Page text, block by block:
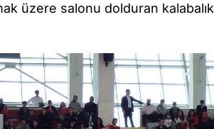
üzere salonu dolduran kalabalık